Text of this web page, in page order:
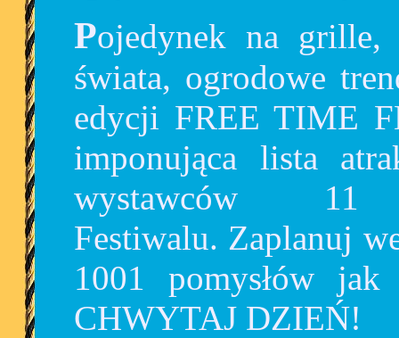
Pojedynek na grille, opowieści z różnych stron
świata, ogrodowe
edycji FREE TIME
imponująca lista
wystawców 11
Festiwalu. Zaplanuj
1001 pomysłów
CHWYTAJ DZIEŃ!